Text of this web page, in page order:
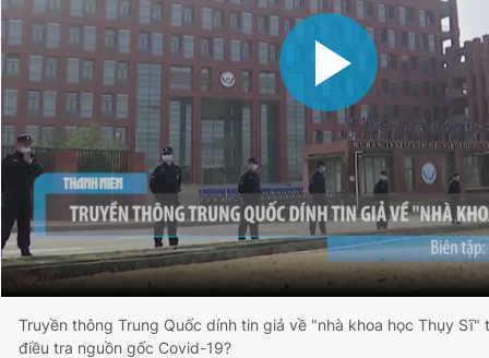
Truyền thông Trung Quốc dính tin giả về "nhà khoa học Thụy Sĩ"
điều tra nguồn gốc Covid-19?